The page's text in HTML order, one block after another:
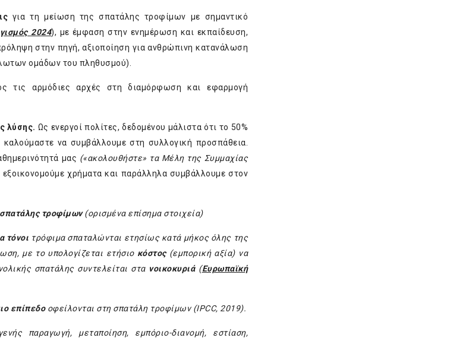
για τη μείωση της σπατάλης τροφίμων με σημαντικό
2024), με έμφαση στην ενημέρωση και εκπαίδευση,
στην πηγή, αξιοποίηση για ανθρώπινη κατανάλωση
ομάδων του πληθυσμού).
τις αρμόδιες αρχές στη διαμόρφωση και εφαρμογή
λύσης. Ως ενεργοί πολίτες, δεδομένου μάλιστα ότι το 50%
να συμβάλλουμε στη συλλογική προσπάθεια.
μας («ακολουθήστε» τα Μέλη της Συμμαχίας
χρήματα και παράλληλα συμβάλλουμε στον
σπατάλης τροφίμων(ορισμένα επίσημα στοιχεία)
τόνοι τρόφιμα σπαταλώνται ετησίως κατά μήκος όλης της
με το υπολογίζεται ετήσιο κόστος(εμπορική αξία) να
σπατάλης συντελείται στα νοικοκυριά(Ευρωπαϊκή
επίπεδοοφείλονται στη σπατάλη τροφίμων (IPCC, 2019).
παραγωγή, μεταποίηση, εμπόριο-διανομή, εστίαση,